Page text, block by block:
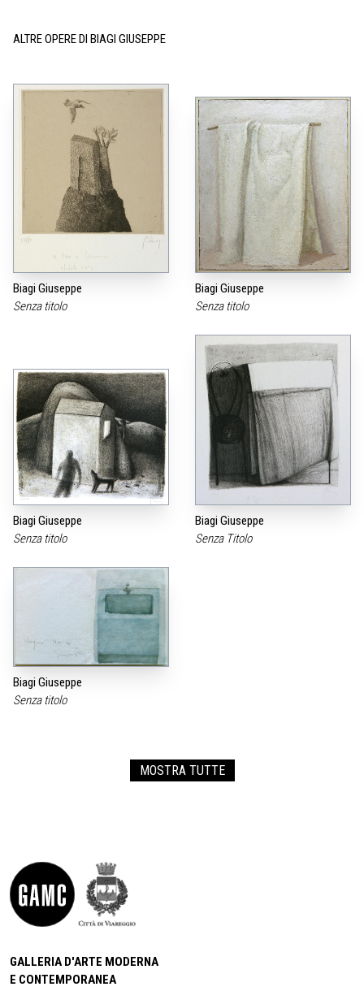
ALTRE OPERE DI BIAGI GIUSEPPE
Biagi Giuseppe
Senza titolo
Biagi Giuseppe
Senza titolo
Biagi Giuseppe
Senza titolo
Biagi Giuseppe
Senza Titolo
Biagi Giuseppe
Senza titolo
MOSTRA TUTTE
GALLERIA D'ARTE MODERNA
E CONTEMPORANEA